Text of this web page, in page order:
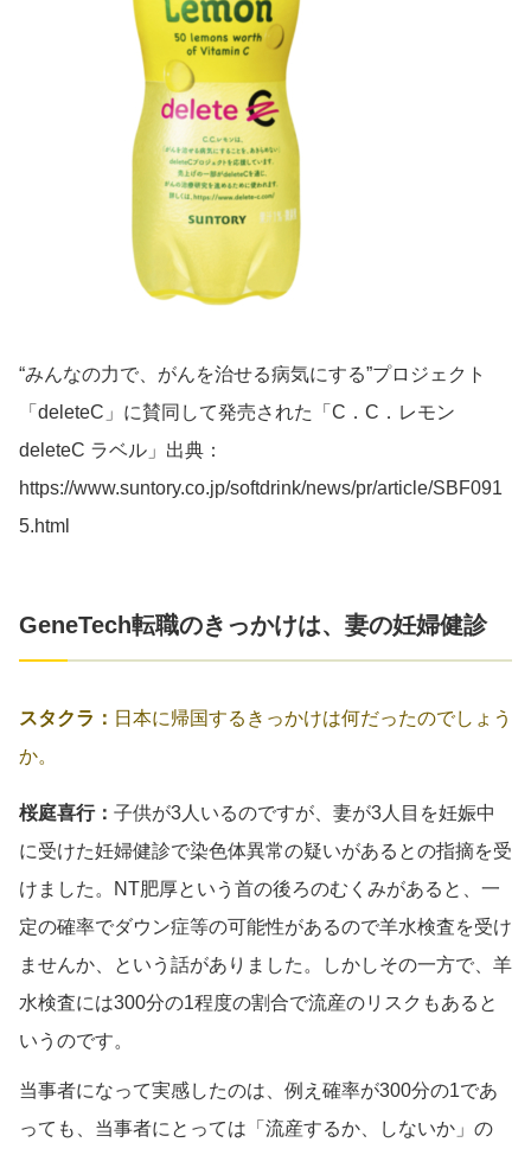
“みんなの力で、がんを治せる病気にする”プロジェクト
「deleteC」に賛同して発売された「C．C．レモン
deleteC ラベル」出典：
https://www.suntory.co.jp/softdrink/news/pr/article/SBF091
5.html
GeneTech転職のきっかけは、妻の妊婦健診
スタクラ： 日本に帰国するきっかけは何だったのでしょう
か。
桜庭喜行： 子供が3人いるのですが、妻が3人目を妊娠中
に受けた妊婦健診で染色体異常の疑いがあるとの指摘を受
けました。NT肥厚という首の後ろのむくみがあると、一
定の確率でダウン症等の可能性があるので羊水検査を受け
ませんか、という話がありました。しかしその一方で、羊
水検査には300分の1程度の割合で流産のリスクもあると
いうのです。
当事者になって実感したのは、例え確率が300分の1であ
っても、当事者にとっては「流産するか、しないか」の